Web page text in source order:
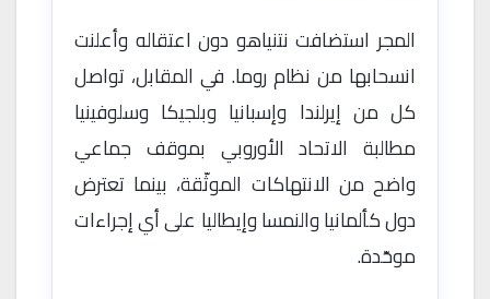
المجر استضافت نتنياهو دون اعتقاله وأعلنت
انسحابها من نظام روما. في المقابل، تواصل
كل من إيرلندا وإسبانيا وبلجيكا وسلوفينيا
مطالبة الاتحاد الأوروبي بموقف جماعي
واضح من الانتهاكات الموثّقة، بينما تعترض
دول كألمانيا والنمسا وإيطاليا على أي إجراءات
موحّدة.